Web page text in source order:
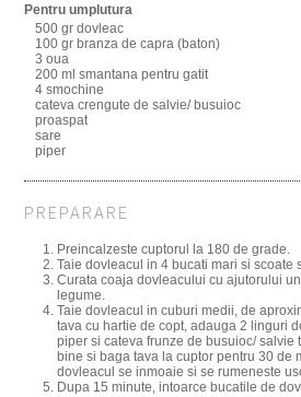
Pentru umplutura
500 gr dovleac
100 gr branza de capra (baton)
3 oua
200 ml smantana pentru gatit
4 smochine
cateva crengute de salvie/ busuioc
proaspat
sare
piper
PREPARARE
Preincalzeste cuptorul la 180 de grade.
Taie dovleacul in 4 bucati mari si scoate
Curata coaja dovleacului cu ajutorului
legume.
Taie dovleacul in cuburi medii, de
tava cu hartie de copt, adauga 2 linguri
piper si cateva frunze de busuioc/ salvie
bine si baga tava la cuptor pentru 30 de
dovleacul se inmoaie si se rumeneste
Dupa 15 minute, intoarce bucatile de